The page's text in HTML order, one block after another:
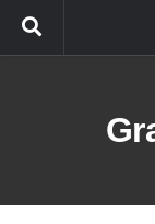
Doorgaan naar